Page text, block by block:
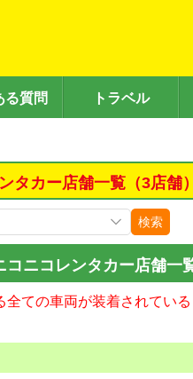
る質問 トラベル
タカー店舗一覧（3店舗）
検索
ニコレンタカー店舗一
全ての車両が装着されてい